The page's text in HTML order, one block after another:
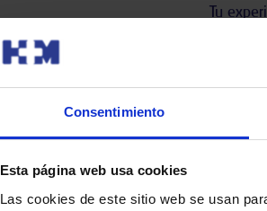
Consentimiento
Esta página web usa cookies
Las cookies de este sitio web se usan
Tu